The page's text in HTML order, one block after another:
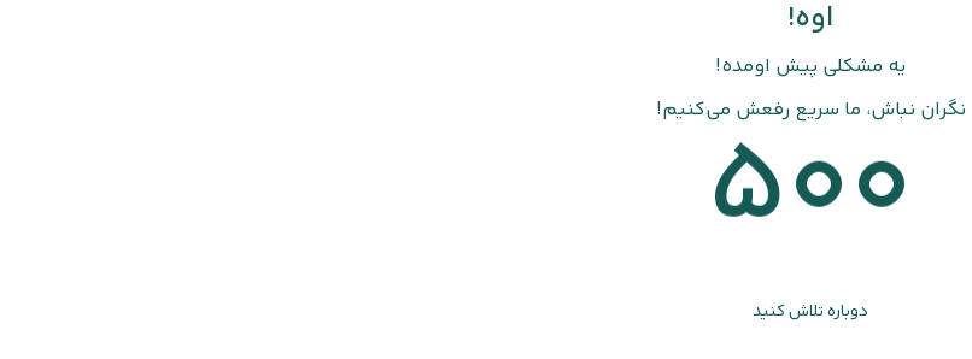
اوه!
یه مشکلی پیش اومده!
نگران نباش، ما سریع رفعش می‌کنیم!
500
دوباره تلاش کنید